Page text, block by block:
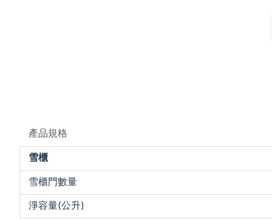
產品規格
雪櫃
雪櫃門數量
淨容量(公升)